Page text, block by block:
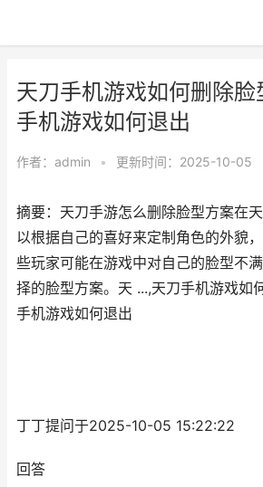
天刀手机游戏如何删除脸
手机游戏如何退出
作者： admin • 更新时间：2025-10-05
摘要：天刀手游怎么删除脸型方案在
以根据自己的喜好来定制角色的外貌
些玩家可能在游戏中对自己的脸型不
择的脸型方案。天 ...,天刀手机游戏如
手机游戏如何退出
丁丁提问于2025-10-05 15:22:22
回答